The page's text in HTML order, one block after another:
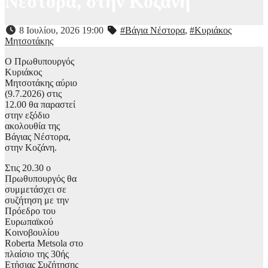
8 Ιουλίου, 2026 19:00 #Βάγια Νέστορα, #Κυριάκος
Μητσοτάκης
Ο Πρωθυπουργός
Κυριάκος
Μητσοτάκης αύριο
(9.7.2026) στις
12.00 θα παραστεί
στην εξόδιο
ακολουθία της
Βάγιας Νέστορα,
στην Κοζάνη.
Στις 20.30 ο
Πρωθυπουργός θα
συμμετάσχει σε
συζήτηση με την
Πρόεδρο του
Ευρωπαϊκού
Κοινοβουλίου
Roberta Metsola στο
πλαίσιο της 30ής
Ετήσιας Συζήτησης